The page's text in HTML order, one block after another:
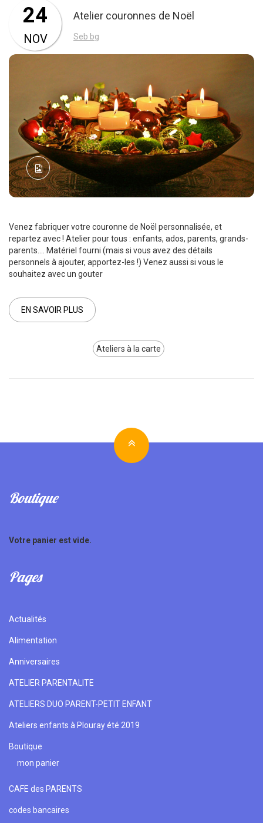
Atelier couronnes de Noël
Seb bg
24
NOV
Venez fabriquer votre couronne de Noël personnalisée, et
repartez avec ! Atelier pour tous : enfants, ados, parents, grands-
parents…. Matériel fourni (mais si vous avez des détails
personnels à ajouter, apportez-les !) Venez aussi si vous le
souhaitez avec un gouter
EN SAVOIR PLUS
Ateliers à la carte
Boutique
Votre panier est vide.
Pages
Actualités
Alimentation
Anniversaires
ATELIER PARENTALITE
ATELIERS DUO PARENT-PETIT ENFANT
Ateliers enfants à Plouray été 2019
Boutique
mon panier
CAFE des PARENTS
codes bancaires